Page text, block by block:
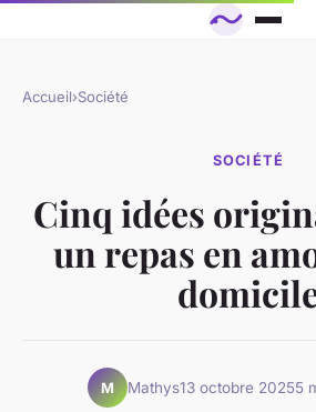
Accueil›Société
SOCIÉTÉ
Cinq idées
un repas en
M Mathys13 octobre 20255